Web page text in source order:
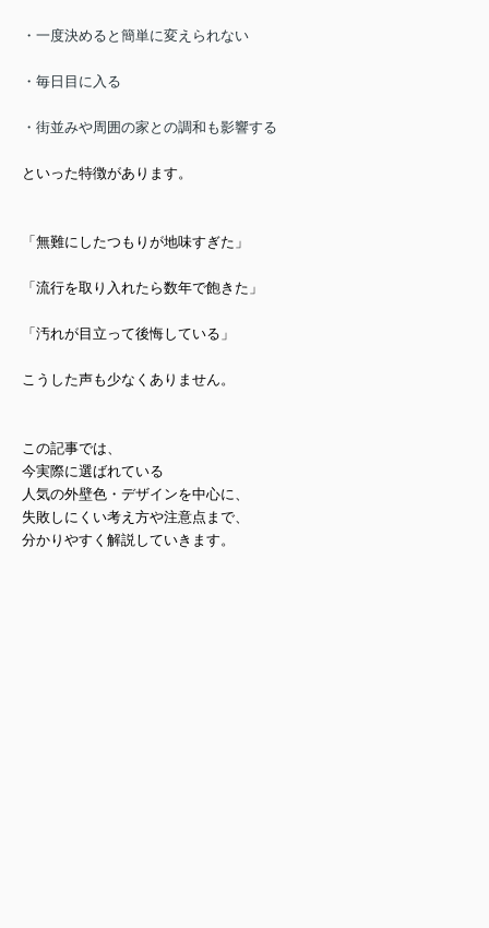
・一度決めると簡単に変えられない
・毎日目に入る
・街並みや周囲の家との調和も影響する
といった特徴があります。
「無難にしたつもりが地味すぎた」
「流行を取り入れたら数年で飽きた」
「汚れが目立って後悔している」
こうした声も少なくありません。
この記事では、
今実際に選ばれている
人気の外壁色・デザインを中心に、
失敗しにくい考え方や注意点まで、
分かりやすく解説していきます。